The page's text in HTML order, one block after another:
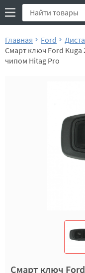
Главная Ford
Смарт ключ Ford Kuga
чипом Hitag Pro
Смарт ключ Ford